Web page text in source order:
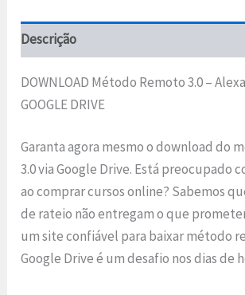
Descrição
DOWNLOAD Método Remoto 3.0 –
GOOGLE DRIVE
Garanta agora mesmo o download do
3.0 via Google Drive. Está preocupado
ao comprar cursos online? Sabemos
de rateio não entregam o que
um site confiável para baixar método
Google Drive é um desafio nos dias de